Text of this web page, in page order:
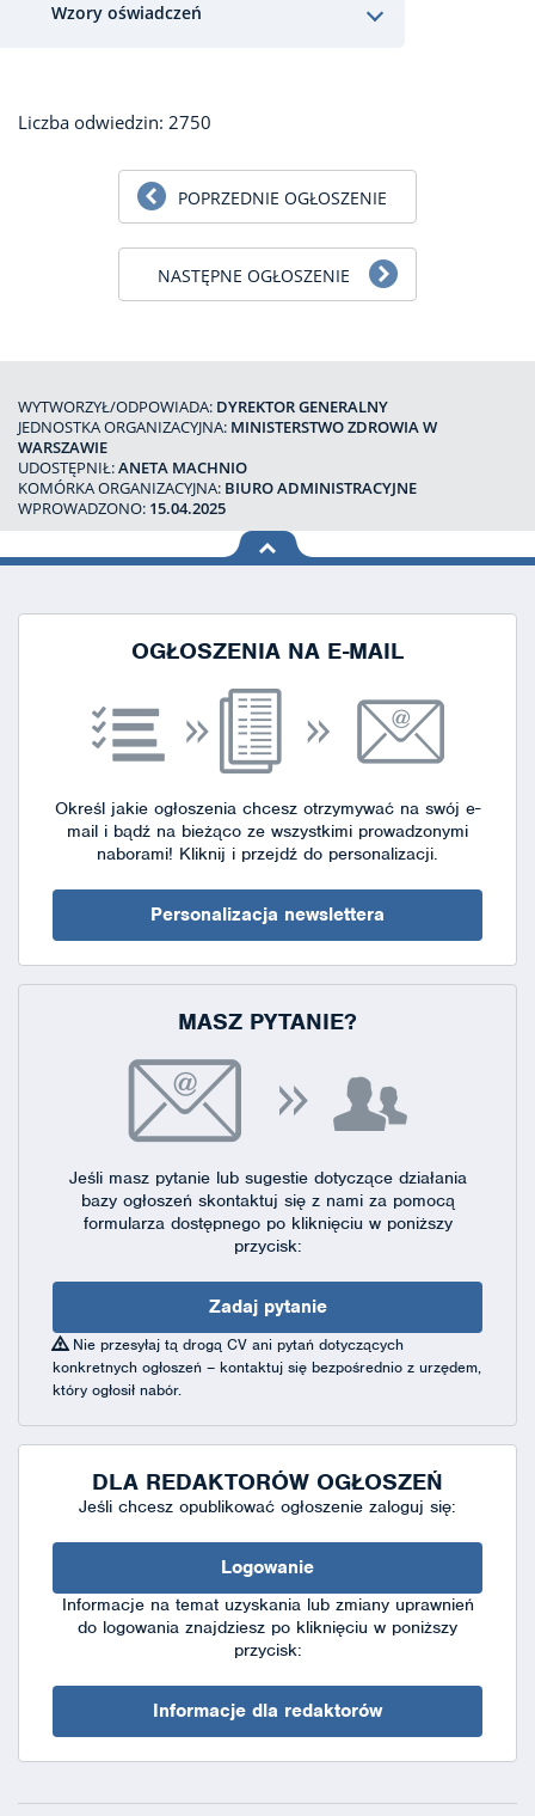
Wzory oświadczeń
Liczba odwiedzin: 2750
POPRZEDNIE OGŁOSZENIE
NASTĘPNE OGŁOSZENIE
WYTWORZYŁ/ODPOWIADA: DYREKTOR GENERALNY
JEDNOSTKA ORGANIZACYJNA: MINISTERSTWO ZDROWIA W
WARSZAWIE
UDOSTĘPNIŁ:ANETA MACHNIO
KOMÓRKA ORGANIZACYJNA: BIURO ADMINISTRACYJNE
WPROWADZONO: 15.04.2025
na górę
OGŁOSZENIA NA E-MAIL
Określ jakie ogłoszenia chcesz otrzymywać na swój e-
mail i bądź na bieżąco ze wszystkimi prowadzonymi
naborami! Kliknij i przejdź do personalizacji.
Personalizacja newslettera
MASZ PYTANIE?
Jeśli masz pytanie lub sugestie dotyczące działania
bazy ogłoszeń skontaktuj się z nami za pomocą
formularza dostępnegopo kliknięciu w poniższy
przycisk:
Zadaj pytanie
Nie przesyłaj tą drogą CV ani pytań dotyczących
konkretnych ogłoszeń – kontaktuj się bezpośrednio z urzędem,
który ogłosił nabór.
DLA REDAKTORÓW OGŁOSZEŃ
Jeśli chcesz opublikować ogłoszenie zaloguj się:
Logowanie
Informacje na temat uzyskania lub zmiany uprawnień
do logowania znajdziesz po kliknięciu w poniższy
przycisk:
Informacje dla redaktorów